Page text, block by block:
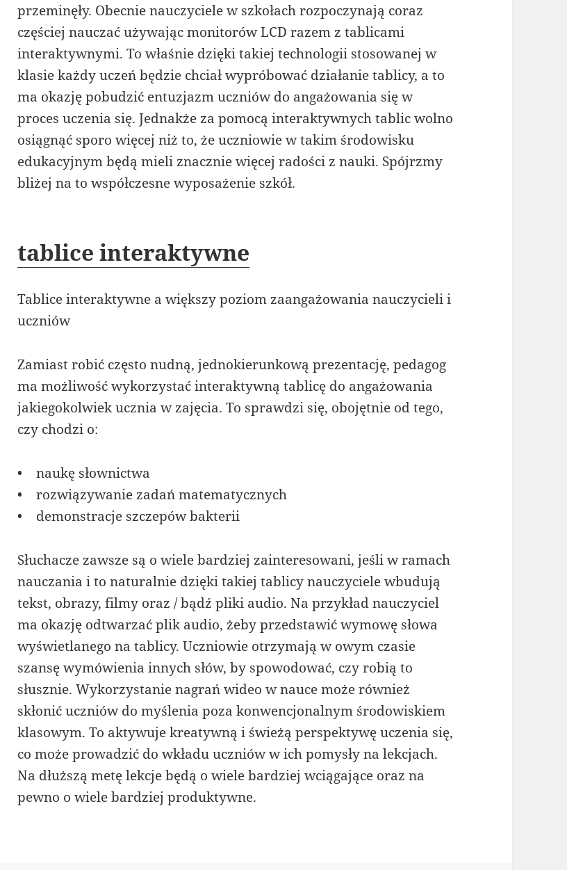
przeminęły. Obecnie nauczyciele w szkołach rozpoczynają coraz
częściej nauczać używając monitorów LCD razem z tablicami
interaktywnymi. To właśnie dzięki takiej technologii stosowanej w
klasie każdy uczeń będzie chciał wypróbować działanie tablicy, a to
ma okazję pobudzić entuzjazm uczniów do angażowania się w
proces uczenia się. Jednakże za pomocą interaktywnych tablic wolno
osiągnąć sporo więcej niż to, że uczniowie w takim środowisku
edukacyjnym będą mieli znacznie więcej radości z nauki. Spójrzmy
bliżej na to współczesne wyposażenie szkół.
tablice interaktywne
Tablice interaktywne a większy poziom zaangażowania nauczycieli i
uczniów
Zamiast robić często nudną, jednokierunkową prezentację, pedagog
ma możliwość wykorzystać interaktywną tablicę do angażowania
jakiegokolwiek ucznia w zajęcia. To sprawdzi się, obojętnie od tego,
czy chodzi o:
• naukę słownictwa
• rozwiązywanie zadań matematycznych
• demonstracje szczepów bakterii
Słuchacze zawsze są o wiele bardziej zainteresowani, jeśli w ramach
nauczania i to naturalnie dzięki takiej tablicy nauczyciele wbudują
tekst, obrazy, filmy oraz / bądź pliki audio. Na przykład nauczyciel
ma okazję odtwarzać plik audio, żeby przedstawić wymowę słowa
wyświetlanego na tablicy. Uczniowie otrzymają w owym czasie
szansę wymówienia innych słów, by spowodować, czy robią to
słusznie. Wykorzystanie nagrań wideo w nauce może również
skłonić uczniów do myślenia poza konwencjonalnym środowiskiem
klasowym. To aktywuje kreatywną i świeżą perspektywę uczenia się,
co może prowadzić do wkładu uczniów w ich pomysły na lekcjach.
Na dłuższą metę lekcje będą o wiele bardziej wciągające oraz na
pewno o wiele bardziej produktywne.